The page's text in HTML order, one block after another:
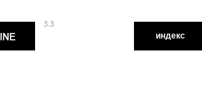
3.3
индекс